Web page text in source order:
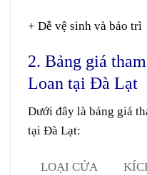
+ Dễ vệ sinh và bảo trì
2. Bảng giá
Loan tại Đà Lạt
Dưới đây là bảng giá
tại Đà Lạt:
LOẠI CỬA